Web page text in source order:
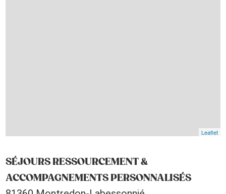
Leaflet
SÉJOURS RESSOURCEMENT &
ACCOMPAGNEMENTS PERSONNALISÉS